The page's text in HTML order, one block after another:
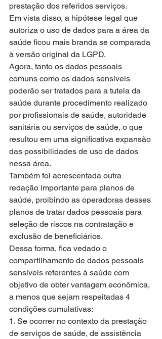
prestação dos referidos serviços.
Em vista disso, a hipótese legal que
autoriza o uso de dados para a área da
saúde ficou mais branda se comparada
à versão original da LGPD.
Agora, tanto os dados pessoais
comuns como os dados sensíveis
poderão ser tratados para a tutela da
saúde durante procedimento realizado
por profissionais de saúde, autoridade
sanitária ou serviços de saúde, o que
resultou em uma significativa expansão
das possibilidades de uso de dados
nessa área.
Também foi acrescentada outra
redação importante para planos de
saúde, proibindo as operadoras desses
planos de tratar dados pessoais para
seleção de riscos na contratação e
exclusão de beneficiários.
Dessa forma, fica vedado o
compartilhamento de dados pessoais
sensíveis referentes à saúde com
objetivo de obter vantagem econômica,
a menos que sejam respeitadas 4
condições cumulativas:
1. Se ocorrer no contexto da prestação
de serviços de saúde, de assistência